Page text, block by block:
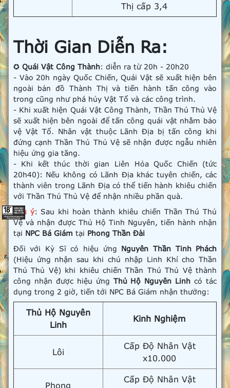
Thị cấp 3,4
Thời Gian Diễn Ra:
✪ Quái Vật Công Thành: diễn ra từ 20h - 20h20
- Vào 20h ngày Quốc Chiến, Quái Vật sẽ xuất hiện bên
ngoài bản đồ Thành Thị và tiến hành tấn công vào
trong cũng như phá hủy Vật Tổ và các công trình.
- Khi xuất hiện Quái Vật Công Thành, Thần Thú Thủ Vệ
sẽ xuất hiện bên ngoài để tấn công quái vật nhằm bảo
vệ Vật Tổ. Nhân vật thuộc Lãnh Địa bị tấn công khi
đứng cạnh Thần Thú Thủ Vệ sẽ nhận được ngẫu nhiên
hiệu ứng gia tăng.
- Khi kết thúc thời gian Liên Hỏa Quốc Chiến (tức
20h40): Nếu không có Lãnh Địa khác tuyên chiến, các
thành viên trong Lãnh Địa có thể tiến hành khiêu chiến
với Thần Thú Thủ Vệ để nhận nhiều phần quà.
Lưu ý: Sau khi hoàn thành khiêu chiến Thần Thú Thủ
Vệ và nhận được Thủ Hộ Tinh Nguyên, tiến hành nhận
tại NPC Bá Giám tại Phong Thần Đài
Đối với Kỳ Sĩ có hiệu ứng Nguyên Thần Tinh Phách
(Hiệu ứng nhận sau khi chú nhập Linh Khí cho Thần
Thú Thủ Vệ) khi khiêu chiến Thần Thú Thủ Vệ thành
công nhận được hiệu ứng Thủ Hộ Nguyên Linh có tác
dụng trong 2 giờ, tiến tới NPC Bá Giám nhận thưởng:
Thủ Hộ Nguyên
Linh
Kinh Nghiệm
Lôi
Cấp Độ Nhân Vật
x10.000
Phong
Cấp Độ Nhân Vật